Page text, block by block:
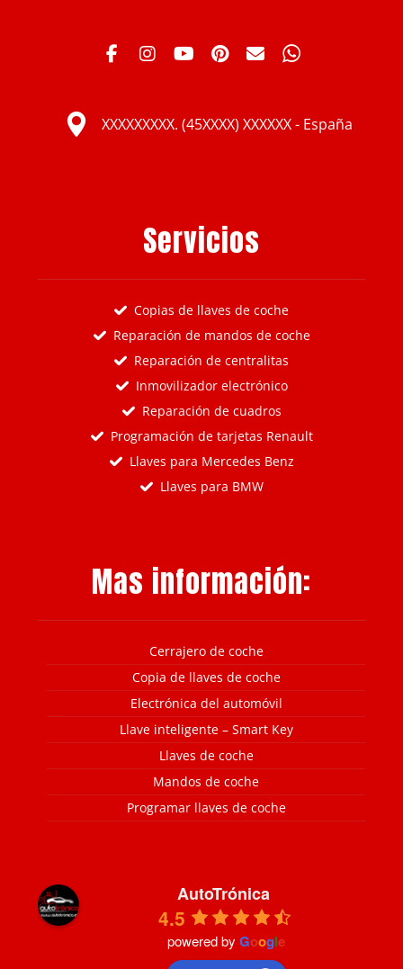
XXXXXXXXX. (45XXXX) XXXXXX - España
Servicios
Copias de llaves de coche
Reparación de mandos de coche
Reparación de centralitas
Inmovilizador electrónico
Reparación de cuadros
Programación de tarjetas Renault
Llaves para Mercedes Benz
Llaves para BMW
Mas información:
Cerrajero de coche
Copia de llaves de coche
Electrónica del automóvil
Llave inteligente – Smart Key
Llaves de coche
Mandos de coche
Programar llaves de coche
AutoTrónica
4.5
powered byGoogle